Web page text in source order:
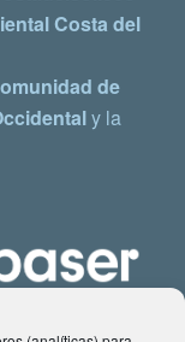
Costa del
de
y la